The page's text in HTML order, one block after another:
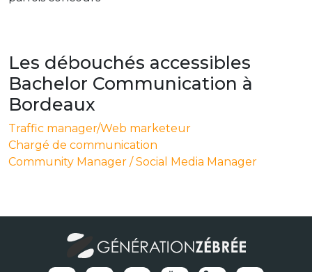
Les débouchés accessibles
Bachelor Communication à
Bordeaux
Traffic manager/Web marketeur
Chargé de communication
Community Manager / Social Media Manager